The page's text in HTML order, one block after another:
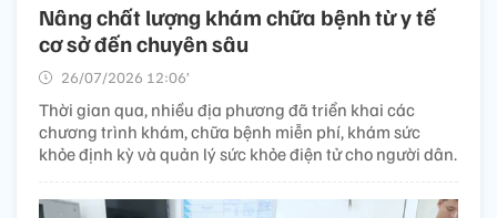
Nâng chất lượng khám chữa bệnh từ y tế
cơ sở đến chuyên sâu
26/07/2026 12:06’
Thời gian qua, nhiều địa phương đã triển khai các
chương trình khám, chữa bệnh miễn phí, khám sức
khỏe định kỳ và quản lý sức khỏe điện tử cho người dân.